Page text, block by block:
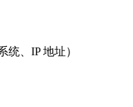
、IP 地址）